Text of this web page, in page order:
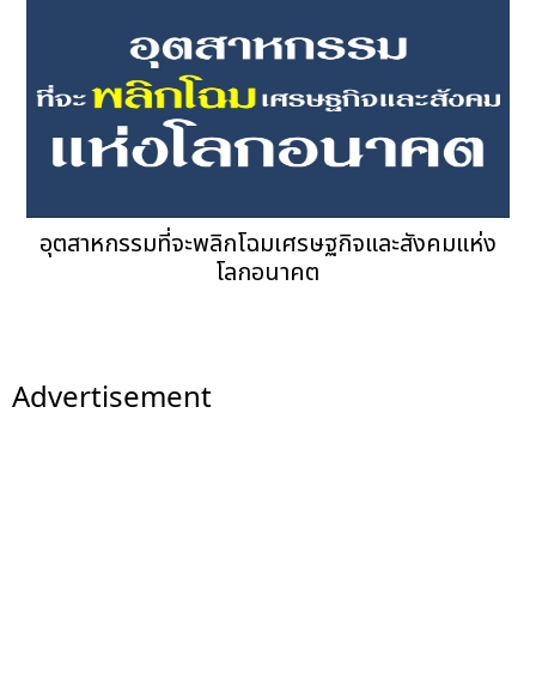
อุตสาหกรรมที่จะพลิกโฉมเศรษฐกิจและสังคมแห่ง
โลกอนาคต
Advertisement